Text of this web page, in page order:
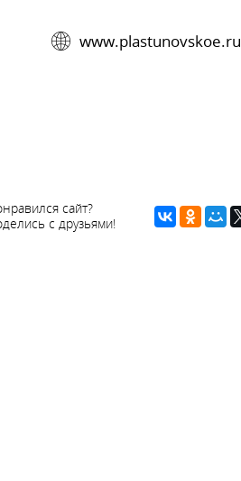
www.plastunovskoe.ru
сайт?
с друзьями!